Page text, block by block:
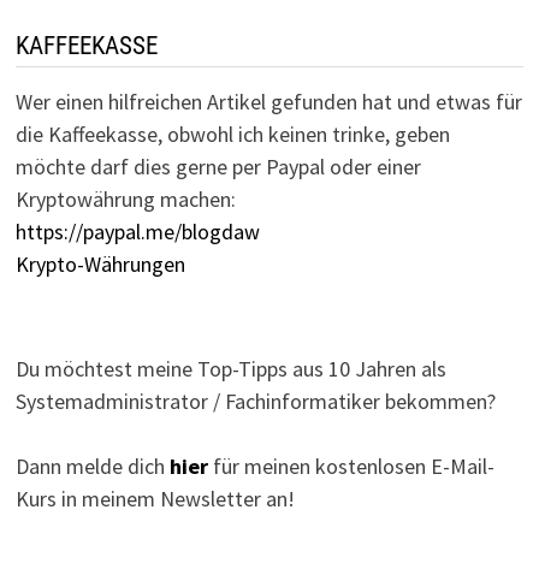
KAFFEEKASSE
Wer einen hilfreichen Artikel gefunden hat und etwas für
die Kaffeekasse, obwohl ich keinen trinke, geben
möchte darf dies gerne per Paypal oder einer
Kryptowährung machen:
https://paypal.me/blogdaw
Krypto-Währungen
Du möchtest meine Top-Tipps aus 10 Jahren als
Systemadministrator / Fachinformatiker bekommen?
Dann melde dich hierfür meinen kostenlosen E-Mail-
Kurs in meinem Newsletter an!